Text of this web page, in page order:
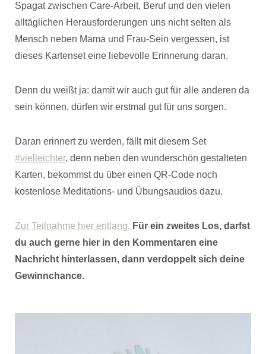
Spagat zwischen Care-Arbeit, Beruf und den vielen
alltäglichen Herausforderungen uns nicht selten als
Mensch neben Mama und Frau-Sein vergessen, ist
dieses Kartenset eine liebevolle Erinnerung daran.
Denn du weißt ja: damit wir auch gut für alle anderen da
sein können, dürfen wir erstmal gut für uns sorgen.
Daran erinnert zu werden, fällt mit diesem Set
#vielleichter, denn neben den wunderschön gestalteten
Karten, bekommst du über einen QR-Code noch
kostenlose Meditations- und Übungsaudios dazu.
Zur Teilnahme hier entlang. Für ein zweites Los, darfst
du auch gerne hier in den Kommentaren eine
Nachricht hinterlassen, dann verdoppelt sich deine
Gewinnchance.